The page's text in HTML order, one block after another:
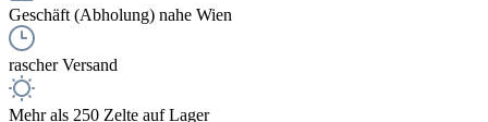
Geschäft (Abholung) nahe Wien
rascher Versand
Mehr als 250 Zelte auf Lager